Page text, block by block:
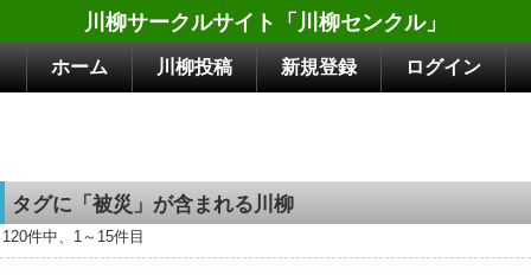
川柳サークルサイト「川柳センクル」
ホーム 川柳投稿 新規登録 ログイン
タグに「被災」が含まれる川柳
120件中、1～15件目